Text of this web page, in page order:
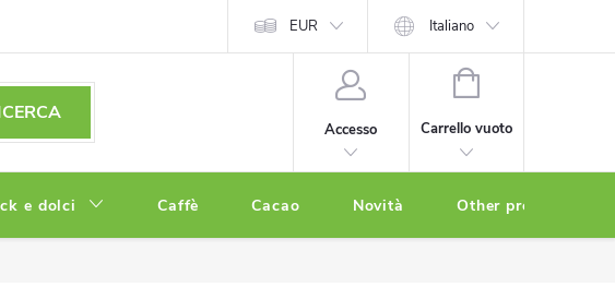
EUR Italiano
Accesso
CARRELLO
SPESA
Carrello vuoto
e dolci Caffè Cacao Novità Other products